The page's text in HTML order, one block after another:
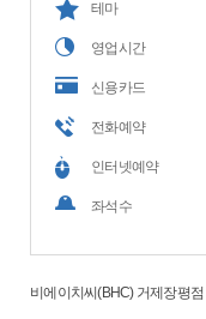
테마
영업시간
신용카드
전화예약
인터넷예약
좌석수
비에이치씨(BHC) 거제장평점